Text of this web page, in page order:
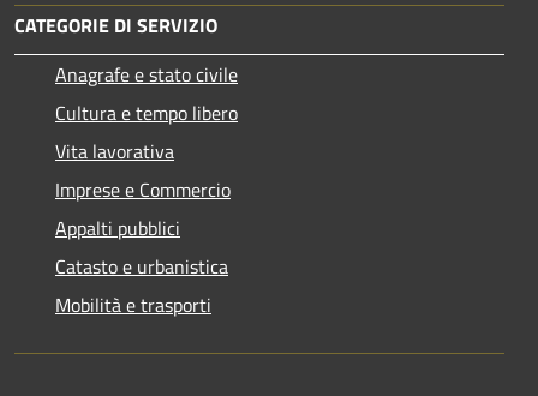
CATEGORIE DI SERVIZIO
Anagrafe e stato civile
Cultura e tempo libero
Vita lavorativa
Imprese e Commercio
Appalti pubblici
Catasto e urbanistica
Mobilità e trasporti